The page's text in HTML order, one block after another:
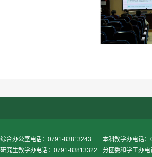
综合办公室电话：0791-83813243
本科教学办电话
研究生教学办电话：0791-83813322
分团委和学工办